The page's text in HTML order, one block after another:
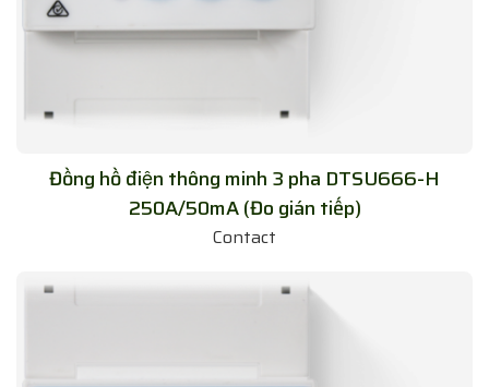
Đồng hồ điện thông minh 3 pha DTSU666-H
250A/50mA (Đo gián tiếp)
Contact